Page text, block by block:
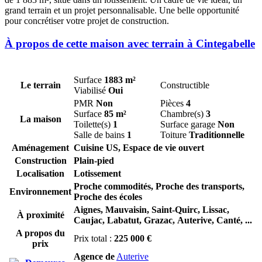
grand terrain et un projet personnalisable. Une belle opportunité
pour concrétiser votre projet de construction.
À propos de cette maison avec terrain à Cintegabelle
Le terrain
Surface 1883 m²
Viabilisé Oui
Constructible
La maison
PMR Non
Surface 85 m²
Toilette(s) 1
Salle de bains 1
Pièces 4
Chambre(s) 3
Surface garage Non
Toiture Traditionnelle
Aménagement Cuisine US, Espace de vie ouvert
Construction
Plain-pied
Localisation
Lotissement
Environnement
Proche commodités, Proche des transports,
Proche des écoles
À proximité
Aignes, Mauvaisin, Saint-Quirc, Lissac,
Caujac, Labatut, Grazac, Auterive, Canté, ...
A propos du
prix
Prix total : 225 000 €
Agence de Auterive